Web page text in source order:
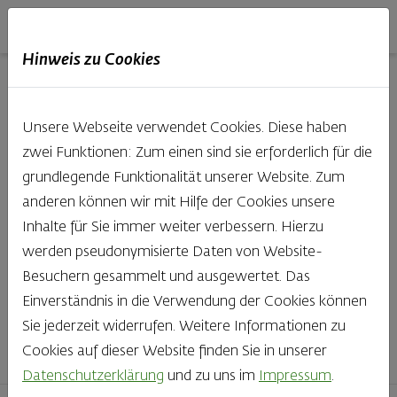
Backstube entdecken
Was gibt es Schöneres, als bei Brot & Gebäck die Qual
der Wahl zu haben? Noch dazu, wenn so großer Wert
auf den kleinen, feinen Unterschied gelegt wird, wie bei
Haubis. Beste Zutaten und Handwerk, das seinen
Namen auch verdient – das schmeckt man einfach!
Finden Sie Ihr Lieblingsprodukt
Hinweis zu Cookies
Unsere Webseite verwendet Cookies. Diese haben
zwei Funktionen: Zum einen sind sie erforderlich für die
grundlegende Funktionalität unserer Website. Zum
anderen können wir mit Hilfe der Cookies unsere
Inhalte für Sie immer weiter verbessern. Hierzu
werden pseudonymisierte Daten von Website-
Besuchern gesammelt und ausgewertet. Das
Einverständnis in die Verwendung der Cookies können
Sie jederzeit widerrufen. Weitere Informationen zu
Cookies auf dieser Website finden Sie in unserer
Datenschutzerklärung und zu uns im Impressum.